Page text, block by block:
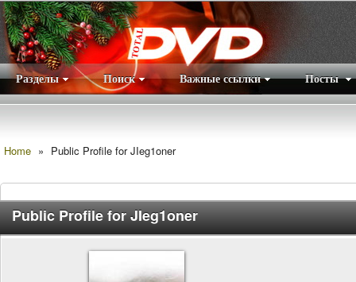
Разделы Поиск Важные ссылки Посты
Home » Public Profile for JIeg1oner
Public Profile for JIeg1oner